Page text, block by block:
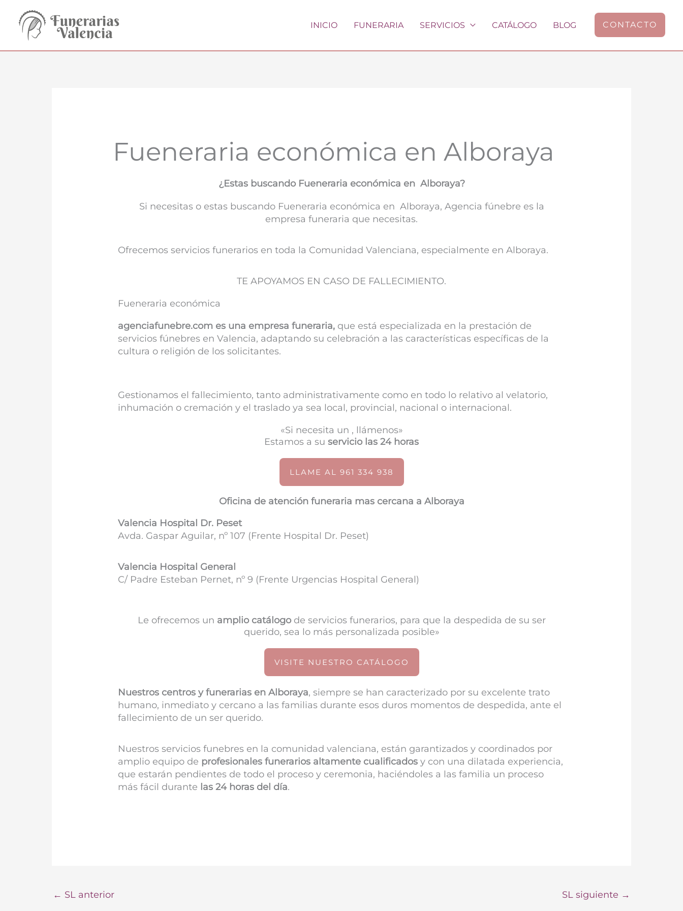
contenido
INICIO FUNERARIA SERVICIOS CATÁLOGO BLOG CONTACTO
Fueneraria económica en Alboraya
¿Estas buscando Fueneraria económica en Alboraya?
Si necesitas o estas buscando Fueneraria económica en Alboraya, Agencia fúnebre es la
empresa funeraria que necesitas.
Ofrecemos servicios funerarios en toda la Comunidad Valenciana, especialmente en Alboraya.
TE APOYAMOS EN CASO DE FALLECIMIENTO.
Fueneraria económica
agenciafunebre.com es una empresa funeraria, que está especializada en la prestación de
servicios fúnebres en Valencia, adaptando su celebración a las características específicas de la
cultura o religión de los solicitantes.
Gestionamos el fallecimiento, tanto administrativamente como en todo lo relativo al velatorio,
inhumación o cremación y el traslado ya sea local, provincial, nacional o internacional.
«Si necesita un , llámenos»
Estamos a su servicio las 24 horas
LLAME AL 961 334 938
Oficina de atención funeraria mas cercana a Alboraya
Valencia Hospital Dr. Peset
Avda. Gaspar Aguilar, nº 107 (Frente Hospital Dr. Peset)
Valencia Hospital General
C/ Padre Esteban Pernet, nº 9 (Frente Urgencias Hospital General)
Le ofrecemos un amplio catálogo de servicios funerarios, para que la despedida de su ser
querido, sea lo más personalizada posible»
VISITE NUESTRO CATÁLOGO
Nuestros centros y funerarias en Alboraya, siempre se han caracterizado por su excelente trato
humano, inmediato y cercano a las familias durante esos duros momentos de despedida, ante el
fallecimiento de un ser querido.
Nuestros servicios funebres en la comunidad valenciana, están garantizados y coordinados por
amplio equipo de profesionales funerarios altamente cualificados y con una dilatada experiencia,
que estarán pendientes de todo el proceso y ceremonia, haciéndoles a las familia un proceso
más fácil durante las 24 horas del día.
← SL anterior SL siguiente →